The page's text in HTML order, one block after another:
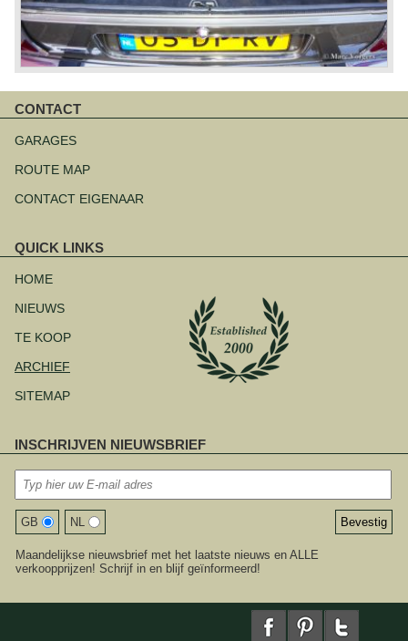
CONTACT
overslaan
GARAGES
ROUTE MAP
CONTACT EIGENAAR
QUICK LINKS
overslaan
HOME
NIEUWS
TE KOOP
ARCHIEF
SITEMAP
INSCHRIJVEN NIEUWSBRIEF
GB NL
Maandelijkse nieuwsbrief met het laatste nieuws en ALLE
verkoopprijzen! Schrijf in en blijf geïnformeerd!